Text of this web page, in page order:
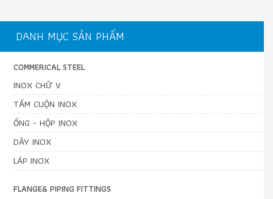
DANH MỤC SẢN PHẨM
COMMERICAL STEEL
INOX CHỮ V
TẤM CUỘN INOX
ỐNG - HỘP INOX
DÂY INOX
LÁP INOX
FLANGE& PIPING FITTINGS